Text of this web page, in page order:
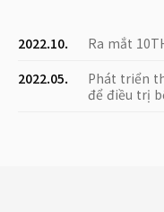
2022.10.
Ra mắt
2022.05.
Phát triển
để điều trị